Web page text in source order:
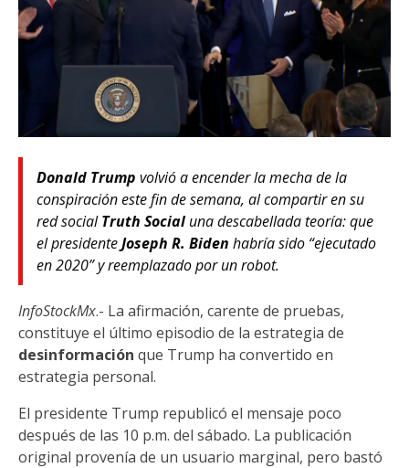
Donald Trump volvió a encender la mecha de la
conspiración este fin de semana, al compartir en su
red socialTruth Socialuna descabellada teoría: que
el presidenteJoseph R. Biden habría sido “ejecutado
en 2020” y reemplazado por un robot.
InfoStockMx.- La afirmación, carente de pruebas,
constituye el último episodio de la estrategia de
desinformación que Trump ha convertido en
estrategia personal.
El presidente Trump republicó el mensaje poco
después de las 10 p.m. del sábado. La publicación
original provenía de un usuario marginal, pero bastó